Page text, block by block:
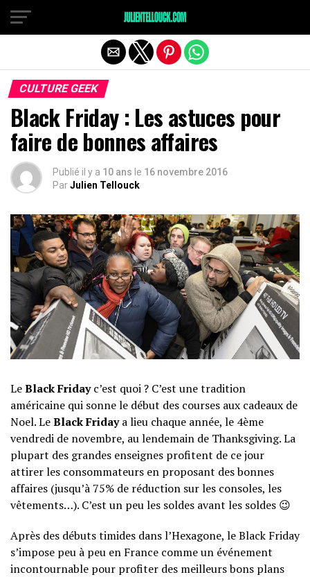
CULTURE GEEK
Black Friday : Les astuces pour
faire de bonnes affaires
Publié il y a 10 ans le 16 novembre 2016
ParJulien Tellouck
LeBlack Fridayc’est quoi ? C’est une tradition
américaine qui sonne le début des courses aux cadeaux de
Noel. LeBlack Fridaya lieu chaque année, le 4ème
vendredi de novembre, au lendemain de Thanksgiving. La
plupart des grandes enseignes profitent de ce jour
attirer les consommateurs en proposant des bonnes
affaires (jusqu’à 75% de réduction sur les consoles, les
vêtements…). C’est un peu les soldes avant les soldes 😉
Après des débuts timides dans l’Hexagone, le Black Friday
s’impose peu à peu en France comme un événement
incontournable pour profiter des meilleurs bons plans